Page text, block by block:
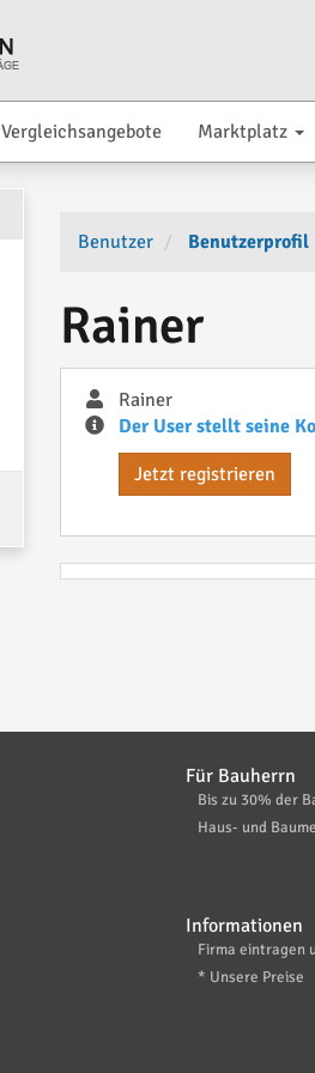
Vergleichsangebote Marktplatz
Benutzer Benutzerprofil
Rainer
Rainer
Der User stellt seine
Jetzt registrieren
Für Bauherrn
Bis zu 30% der
Haus- und
Informationen
Firma eintragen
* Unsere Preise